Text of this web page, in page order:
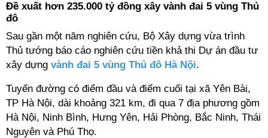
Đề xuất hơn 235.000 tỷ đồng xây vành đai 5 vùng Thủ
đô
Sau gần một năm nghiên cứu, Bộ Xây dựng vừa trình
Thủ tướng báo cáo nghiên cứu tiền khả thi Dự án đầu tư
xây dựng vành đai 5 vùng Thủ đô Hà Nội.
Tuyến đường có điểm đầu và điểm cuối tại xã Yên Bài,
TP Hà Nội, dài khoảng 321 km, đi qua 7 địa phương gồm
Hà Nội, Ninh Bình, Hưng Yên, Hải Phòng, Bắc Ninh, Thái
Nguyên và Phú Thọ.